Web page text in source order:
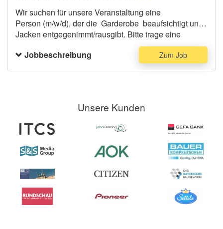
Wir suchen für unsere Veranstaltung eine
Person (m/w/d), der die Garderobe beaufsichtigt und
Jacken entgegenimmt/rausgibt. Bitte trage eine
schwarze Stoffhose, schwarze Schuhe und ein
langärmiges schwarzes Hemd.
Jobbeschreibung Zum Job
Unsere Kunden